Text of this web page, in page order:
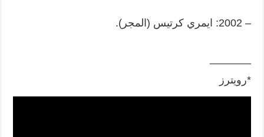
– 2002: ايمري كرتيس (المجر).
*رويترز